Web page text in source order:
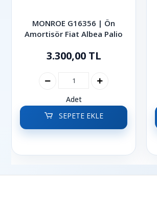
MONROE G16356 | Ön
Amortisör Fiat Albea Palio
3.300,00 TL
Adet
SEPETE EKLE